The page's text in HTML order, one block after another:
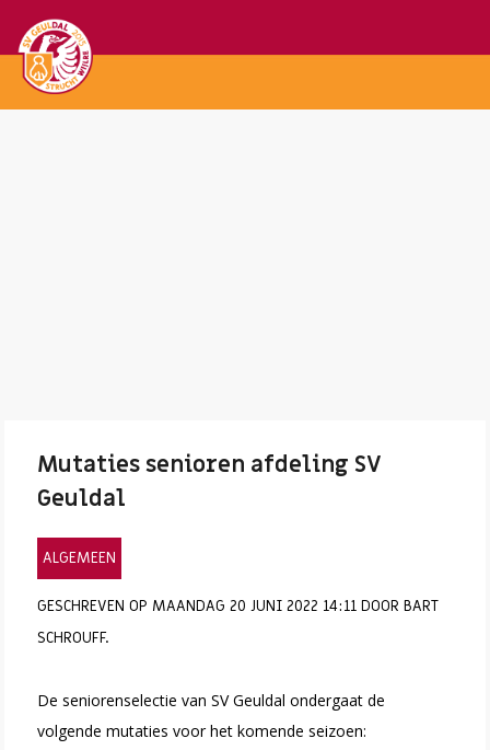
Mutaties senioren afdeling SV
Geuldal
ALGEMEEN
GESCHREVEN OP MAANDAG 20 JUNI 2022 14:11 DOOR BART
SCHROUFF.
De seniorenselectie van SV Geuldal ondergaat de
volgende mutaties voor het komende seizoen: